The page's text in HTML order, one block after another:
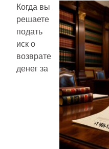
Когда вы
решаете
подать
иск о
возврате
денег за